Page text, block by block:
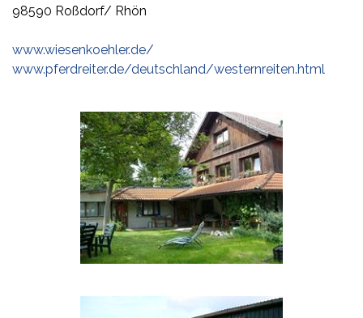
98590 Roßdorf/ Rhön
www.wiesenkoehler.de/
www.pferdreiter.de/deutschland/westernreiten.html